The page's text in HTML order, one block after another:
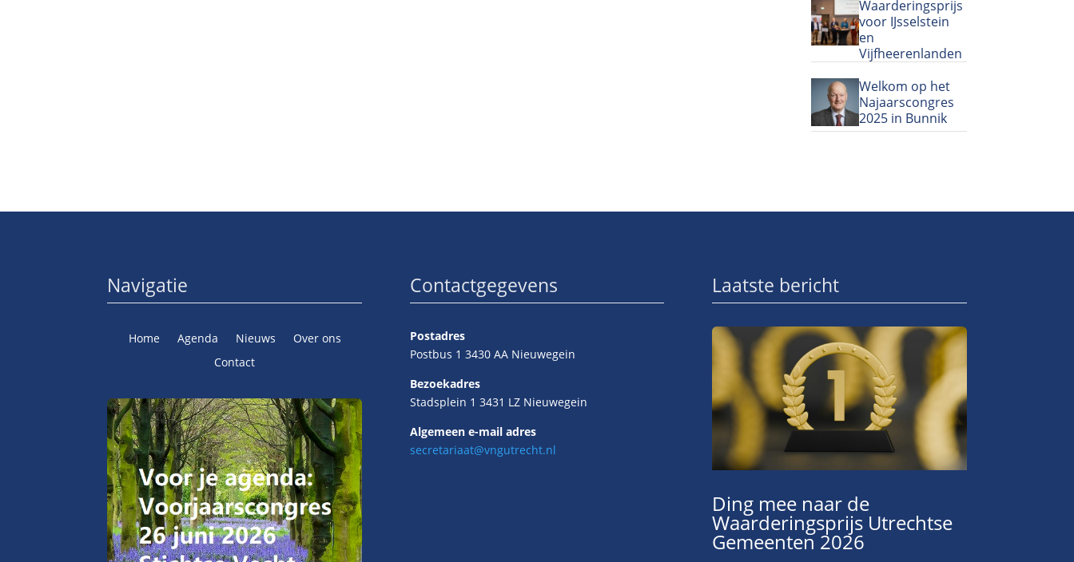
Waarderingsprijs
voor IJsselstein
en
Vijfheerenlanden
Welkom op het
Najaarscongres
2025 in Bunnik
Navigatie
Home Agenda Nieuws
Over ons
Contact
Contactgegevens
Postadres
Postbus 1 3430 AA Nieuwegein
Bezoekadres
Stadsplein 1 3431 LZ Nieuwegein
Algemeen e-mail adres
secretariaat@vngutrecht.nl
Laatste bericht
Ding mee naar de
Waarderingsprijs Utrechtse
Gemeenten 2026